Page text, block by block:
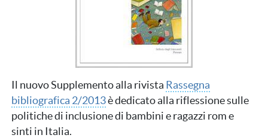
Il nuovo Supplemento alla rivista Rassegna
bibliografica 2/2013è dedicato alla riflessione sulle
politiche di inclusione di bambini e ragazzi rom e
sinti in Italia.